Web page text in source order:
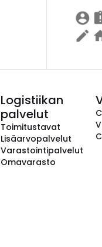
Logistiikan
palvelut
Toimitustavat
Lisäarvopalvelut
Varastointipalvelut
Omavarasto